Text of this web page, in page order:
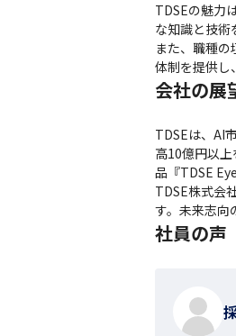
TDSEの魅力
な知識と技術
また、職種
体制を提供し
会社の展
TDSEは、AI
高10億円以
品『TDSE
TDSE株式会
す。未来志向
社員の声